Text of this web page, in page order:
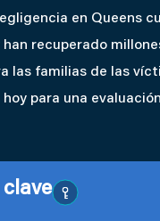
en Queens
han recuperado
las familias de las
hoy para una